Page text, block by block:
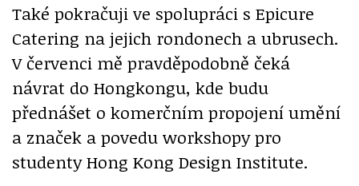
Také pokračuji ve spolupráci s Epicure
Catering na jejich rondonech a ubrusech.
V červenci mě pravděpodobně čeká
návrat do Hongkongu, kde budu
přednášet o komerčním propojení umění
a značek a povedu workshopy pro
studenty Hong Kong Design Institute.